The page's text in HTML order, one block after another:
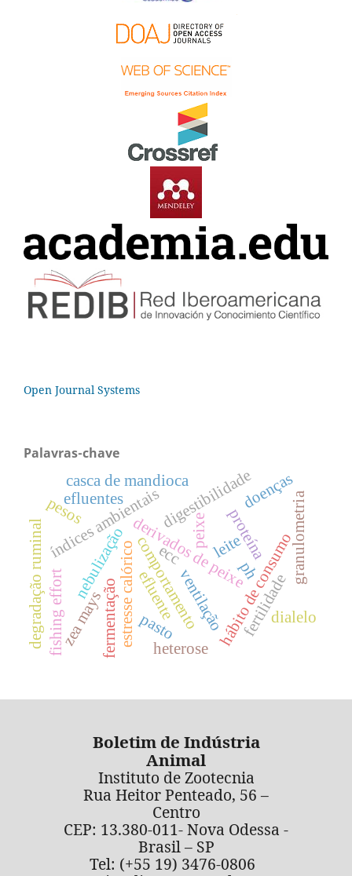
Open Journal Systems
Palavras-chave
peixe
derivados de peixehábito de consumo
comportamento
estresse calórico
índices ambientais
nebulização ventilação
digestibilidade
efluente
fermentação
ph
proteína
zea mays
degradação ruminal granulometria
casca de mandioca
efluentes
pesos
pasto
doenças
leite
ecc
fertilidade
fishing effort dialelo
heterose
Boletim de Indústria
Animal
Instituto de Zootecnia
Rua Heitor Penteado, 56 –
Centro
CEP: 13.380-011- Nova Odessa -
Brasil – SP
Tel: (+55 19) 3476-0806